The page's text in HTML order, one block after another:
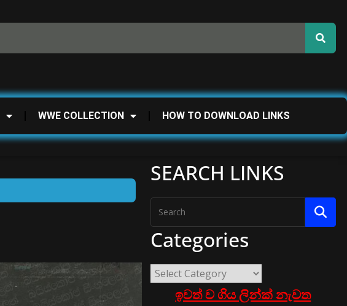
WWE COLLECTION HOW TO DOWNLOAD LINKS
SEARCH LINKS
Categories
ඉවත් ව ගිය ලින්ක් නැවත